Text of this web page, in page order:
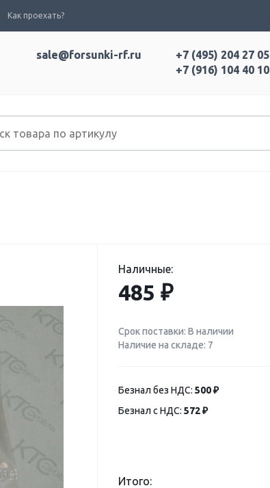
Как проехать?
+7 (495) 204 27 05
+7 (916) 104 40 10
sale@forsunki-rf.ru
Наличные:
485 ₽
Срок поставки: В наличии
Наличие на складе: 7
Безнал без НДС: 500 ₽
Безнал с НДС: 572 ₽
Итого: